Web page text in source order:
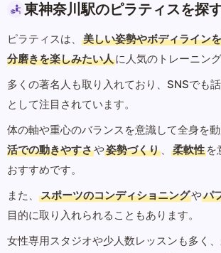
東神奈川駅のピラティスを探
ピラティスは、 美しい姿勢やボディライン
分磨きを楽しみたい人に人気のトレーニング
多くの著名人も取り入れており、SNSでも
として注目されています。
体の軸や重心のバランスを意識して全身を動
活での動きやすさや姿勢づくり 、 柔軟性 を
おすすめです。
また、
スポーツのコンディショニングやパ
目的に取り入れられることもあります。
女性専用スタジオや少人数レッスンも多く